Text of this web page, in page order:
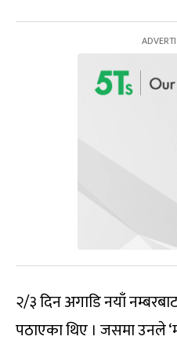
२/३ दिन अगाडि नयाँ
पठाएका थिए । जसमा उनले